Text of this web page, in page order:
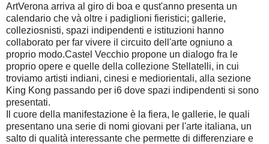
ArtVerona arriva al giro di boa e qust'anno presenta un
calendario che và oltre i padiglioni fieristici; gallerie,
colleziosnisti, spazi indipendenti e istituzioni hanno
collaborato per far vivere il circuito dell'arte ogniuno a
proprio modo.Castel Vecchio propone un dialogo fra le
proprio opere e quelle della collezione Stellatelli, in cui
troviamo artisti indiani, cinesi e mediorientali, alla sezione
King Kong passando per i6 dove spazi indipendenti si sono
presentati.
Il cuore della manifestazione è la fiera, le gallerie, le quali
presentano una serie di nomi giovani per l'arte italiana, un
salto di qualità interessante che permette di differenziare e